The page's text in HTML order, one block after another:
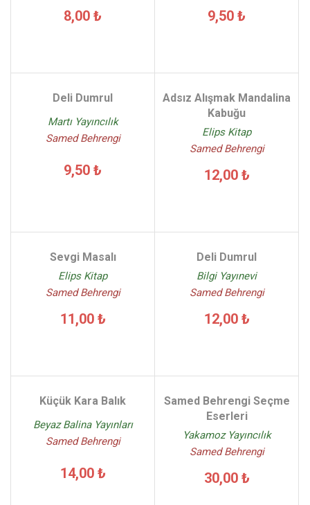
8,00 ₺ 9,50 ₺
Deli Dumrul
Martı Yayıncılık
Samed Behrengi
9,50 ₺
Adsız Alışmak Mandalina
Kabuğu
Elips Kitap
Samed Behrengi
12,00 ₺
Sevgi Masalı
Elips Kitap
Samed Behrengi
11,00 ₺
Deli Dumrul
Bilgi Yayınevi
Samed Behrengi
12,00 ₺
Küçük Kara Balık
Beyaz Balina Yayınları
Samed Behrengi
14,00 ₺
Samed Behrengi Seçme
Eserleri
Yakamoz Yayıncılık
Samed Behrengi
30,00 ₺